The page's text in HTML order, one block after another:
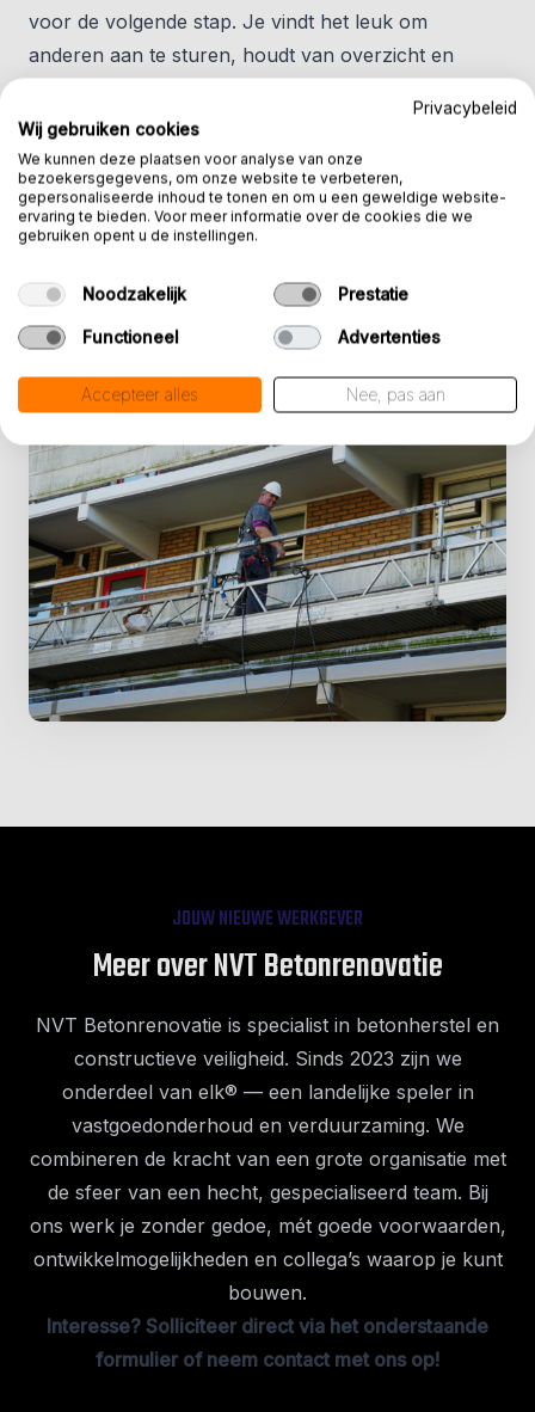
voor de volgende stap. Je vindt het leuk om
anderen aan te sturen, houdt van overzicht en
makkelijk met collega’s én bewoners, en zorgt voor
netjes werk. Een rijbewijs B (E) is mooi
meegenomen, dan staat er een bus voor je klaar.
JOUW NIEUWE WERKGEVER
Meer over NVT Betonrenovatie
NVT Betonrenovatie is specialist in betonherstel en
constructieve veiligheid. Sinds 2023 zijn we
onderdeel van elk® — een landelijke speler in
vastgoedonderhoud en verduurzaming. We
combineren de kracht van een grote organisatie met
de sfeer van een hecht, gespecialiseerd team. Bij
ons werk je zonder gedoe, mét goede voorwaarden,
ontwikkelmogelijkheden en collega’s waarop je kunt
bouwen.
Interesse? Solliciteer direct via het onderstaande
formulier of neem contact met ons op!
Privacybeleid
Wij gebruiken cookies
We kunnen deze plaatsen voor analyse van onze
bezoekersgegevens, om onze website te verbeteren,
gepersonaliseerde inhoud te tonen en om u een geweldige website-
ervaring te bieden. Voor meer informatie over de cookies die we
gebruiken opent u de instellingen.
Noodzakelijk Prestatie
Functioneel Advertenties
Accepteer alles Nee, pas aan